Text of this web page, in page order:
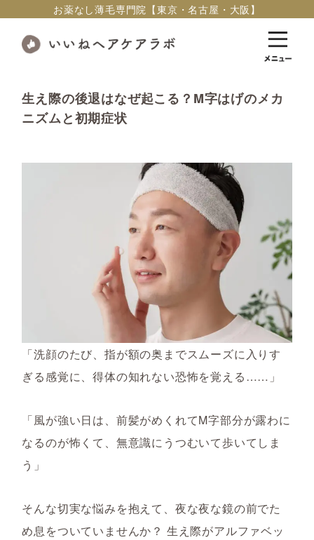
お薬なし薄毛専門院【東京・名古屋・大阪】
生え際の後退はなぜ起こる？M字はげのメカ
ニズムと初期症状
「洗顔のたび、指が額の奥までスムーズに入りす
ぎる感覚に、得体の知れない恐怖を覚える……」
「風が強い日は、前髪がめくれてM字部分が露わに
なるのが怖くて、無意識にうつむいて歩いてしま
う」
そんな切実な悩みを抱えて、夜な夜な鏡の前でた
め息をついていませんか？ 生え際がアルファベッ